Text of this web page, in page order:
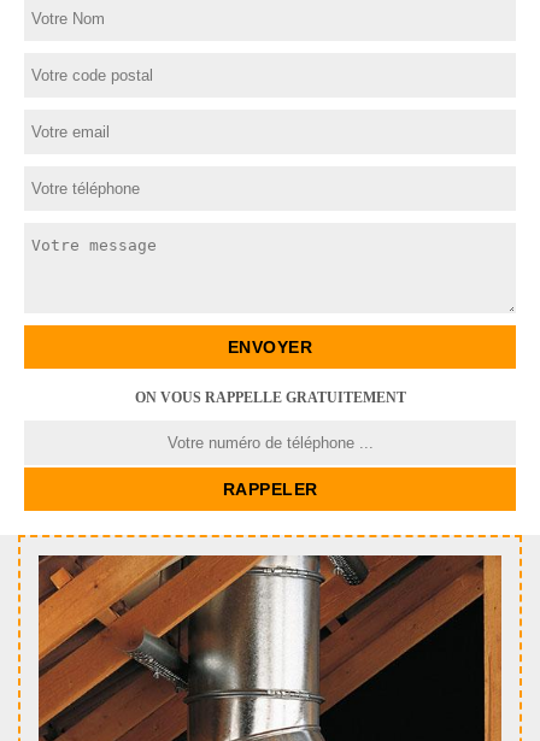
ON VOUS RAPPELLE GRATUITEMENT